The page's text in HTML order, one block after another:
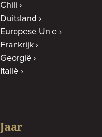
Chili
Duitsland
Europese Unie
Frankrijk
Georgië
Italië
Jaar